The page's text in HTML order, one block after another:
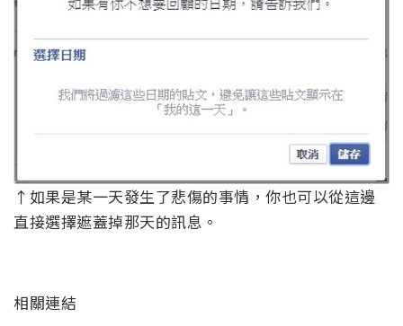
↑如果是某一天發生了悲傷的事情，你也可以從這邊
直接選擇遮蓋掉那天的訊息。
相關連結